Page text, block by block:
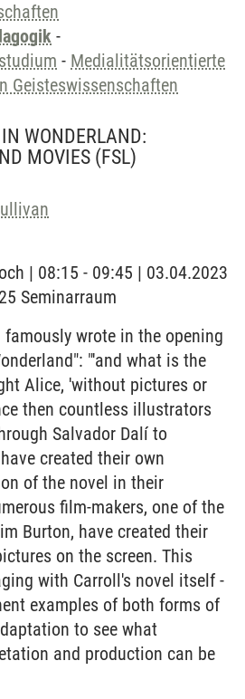
-
- Medialitätsorientierte
Geisteswissenschaften
WONDERLAND:
MOVIES (FSL)
| 08:15 - 09:45 | 03.04.2023
Seminarraum
famously wrote in the opening
"'and what is the
Alice, 'without pictures or
then countless illustrators
Salvador Dalí to
created their own
of the novel in their
film-makers, one of the
Burton, have created their
on the screen. This
with Carroll's novel itself -
examples of both forms of
to see what
and production can be